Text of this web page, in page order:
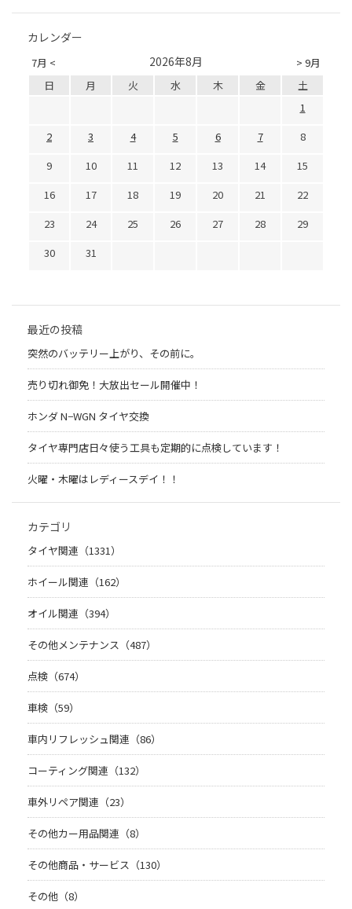
カレンダー
7月 < > 9月
2026年8月
日 月 火 水 木 金
土
1
2
3 4 5 6 7
8
9
10 11 12 13 14
15
16
17 18 19 20 21
22
23
24 25 26 27 28
29
30
31
最近の投稿
突然のバッテリー上がり、その前に。
売り切れ御免！大放出セール開催中！
ホンダ N−WGN タイヤ交換
タイヤ専門店日々使う工具も定期的に点検しています！
火曜・木曜はレディースデイ！！
カテゴリ
タイヤ関連（1331）
ホイール関連（162）
オイル関連（394）
その他メンテナンス（487）
点検（674）
車検（59）
車内リフレッシュ関連（86）
コーティング関連（132）
車外リペア関連（23）
その他カー用品関連（8）
その他商品・サービス（130）
その他（8）